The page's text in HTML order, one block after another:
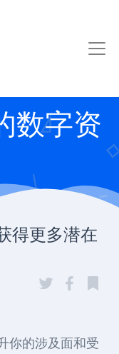
数字资
得更多潜在
你的涉及面和受